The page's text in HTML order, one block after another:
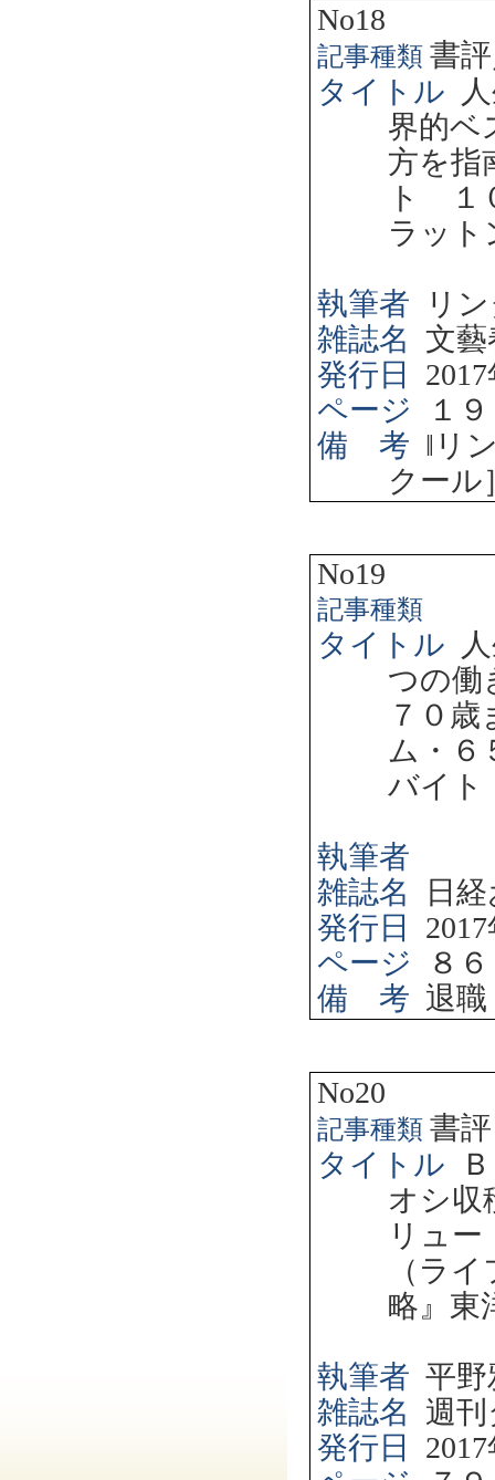
No18
記事種類 書
タイトル
界的ベ
方を
ト １
ラット
執筆者
リ
雑誌名 文藝
発行日
2017
ページ
１
備 考 ‖ リ
クール
No19
記事種類
タイトル
つの
７０
ム・６
バイト
執筆者
雑誌名
日
発行日
2017
ページ
８
備 考 退
No20
記事種類 書評
タイトル
オシ
リュ
（ラ
略』東
執筆者 平野
雑誌名
週
発行日
2017